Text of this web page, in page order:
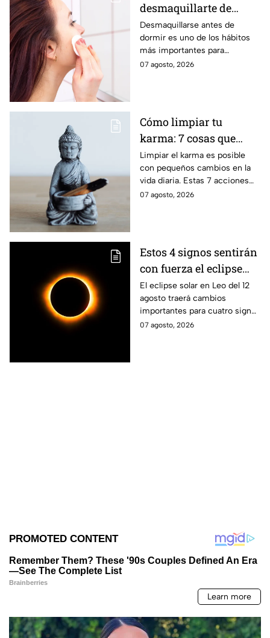
desmaquillarte de
noche para cuidar tu
piel y evitar arrugas
Desmaquillarse antes de
dormir es uno de los hábitos
más importantes para
mantener la piel sana y
barrera cutánea, prevenir la
obstrucción de los poros y
prevenir la aparición de
arrugas tempranas.
07 agosto, 2026
Cómo limpiar tu
karma: 7 cosas que
debes hacer desde
ahora
Limpiar el karma es posible
con pequeños cambios en la
vida diaria. Estas 7 acciones
pueden ayudarte a soltar lo
07 agosto, 2026
Estos 4 signos sentirán
con fuerza el eclipse
solar del 12 de agosto
El eclipse solar en Leo del 12
agosto traerá cambios
importantes para cuatro signos
del zodiaco, que podrían
07 agosto, 2026